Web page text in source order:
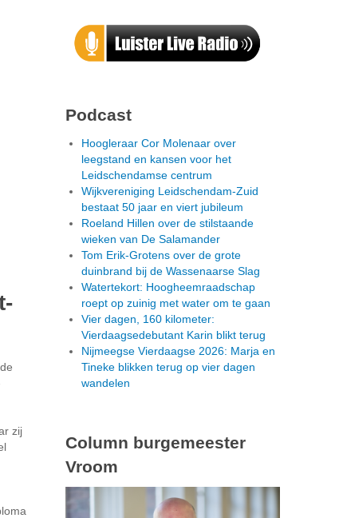
zij
Podcast
Hoogleraar Cor Molenaar over
leegstand en kansen voor het
Leidschendamse centrum
Wijkvereniging Leidschendam-Zuid
bestaat 50 jaar en viert jubileum
Roeland Hillen over de stilstaande
wieken van De Salamander
Tom Erik-Grotens over de grote
duinbrand bij de Wassenaarse Slag
Watertekort: Hoogheemraadschap
roept op zuinig met water om te gaan
Vier dagen, 160 kilometer:
Vierdaagsedebutant Karin blikt terug
Nijmeegse Vierdaagse 2026: Marja en
Tineke blikken terug op vier dagen
wandelen
Column burgemeester
Vroom